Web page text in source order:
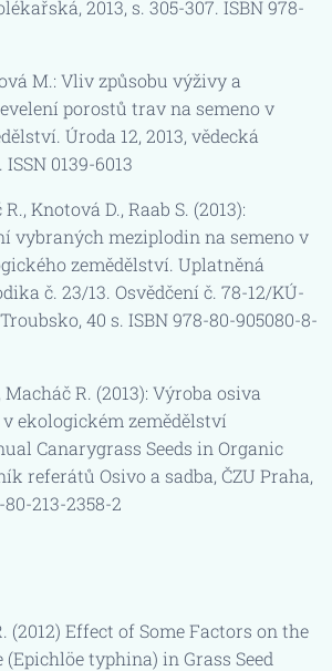
2013, s. 305-307. ISBN 978-
M.: Vliv způsobu výživy a
porostů trav na semeno v
Úroda 12, 2013, vědecká
0139-6013
Knotová D., Raab S. (2013):
vybraných meziplodin na semeno v
zemědělství. Uplatněná
č. 23/13. Osvědčení č. 78-12/KÚ-
40 s. ISBN 978-80-905080-8-
R. (2013): Výroba osiva
ekologickém zemědělství
Canarygrass Seeds in Organic
referátů Osivo a sadba, ČZU Praha,
213-2358-2
(2012) Effect of Some Factors on the
typhina) in Grass Seed